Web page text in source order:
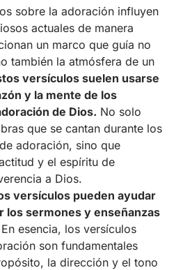
sobre la adoración influyen
actuales de manera
un marco que guía no
también la atmósfera de un
versículos suelen usarse
y la mente de los
de Dios. No solo
que se cantan durante los
adoración, sino que
y el espíritu de
a Dios.
versículos pueden ayudar
los sermones y enseñanzas
En esencia, los versículos
son fundamentales
la dirección y el tono